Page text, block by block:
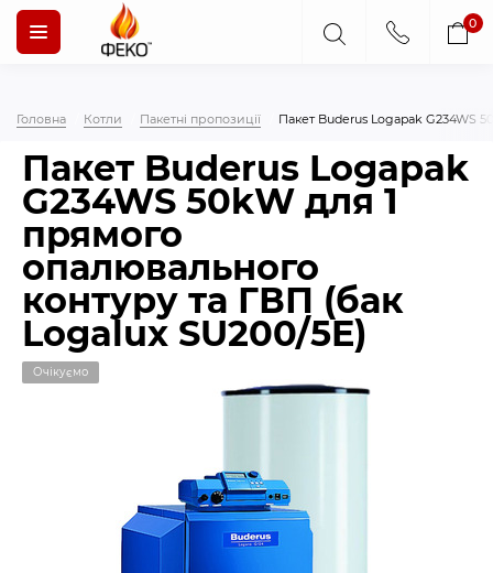
0
Головна Котли Пакетні пропозиції Пакет Buderus Logapak G234WS
Пакет Buderus Logapak
G234WS 50kW для 1
прямого
опалювального
контуру та ГВП (бак
Logalux SU200/5E)
Очікуємо